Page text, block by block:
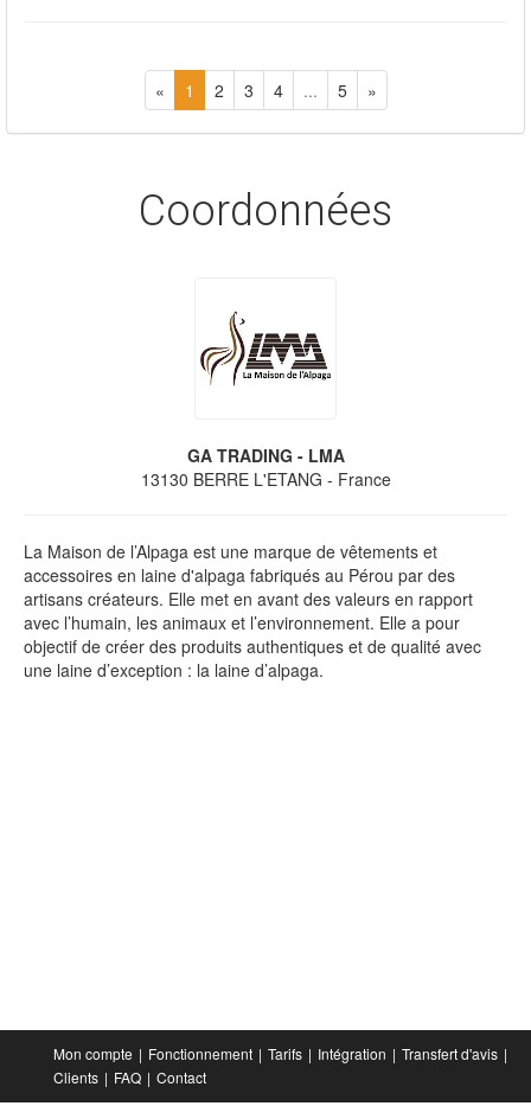
« 1 2 3 4 ... 5 »
Coordonnées
GA TRADING - LMA
13130 BERRE L'ETANG - France
La Maison de l’Alpaga est une marque de vêtements et
accessoires en laine d'alpaga fabriqués au Pérou par des
artisans créateurs. Elle met en avant des valeurs en rapport
avec l’humain, les animaux et l’environnement. Elle a pour
objectif de créer des produits authentiques et de qualité avec
une laine d’exception : la laine d’alpaga.
Mon compte Fonctionnement Tarifs Intégration
Transfert d'avis
Clients
FAQ Contact